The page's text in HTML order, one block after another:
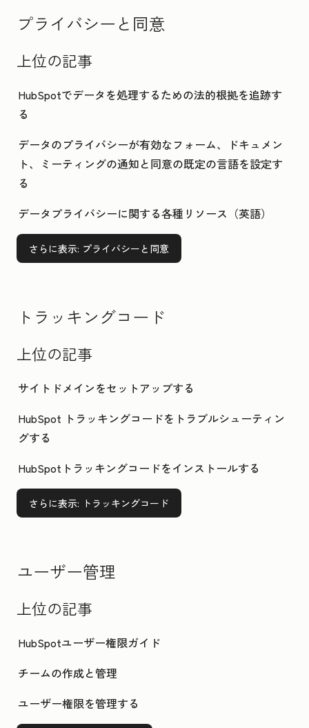
プライバシーと同意
上位の記事
HubSpotでデータを処理するための法的根拠を追跡す
る
データのプライバシーが有効なフォーム、ドキュメン
ト、ミーティングの通知と同意の既定の言語を設定す
る
データプライバシーに関する各種リソース（英語）
さらに表示: プライバシーと同意
トラッキングコード
上位の記事
サイトドメインをセットアップする
HubSpot トラッキングコードをトラブルシューティン
グする
HubSpotトラッキングコードをインストールする
さらに表示: トラッキングコード
ユーザー管理
上位の記事
HubSpotユーザー権限ガイド
チームの作成と管理
ユーザー権限を管理する